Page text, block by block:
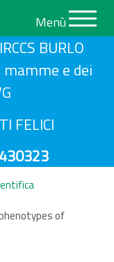
BURLO
mamme e dei
FELICI
Menù
of